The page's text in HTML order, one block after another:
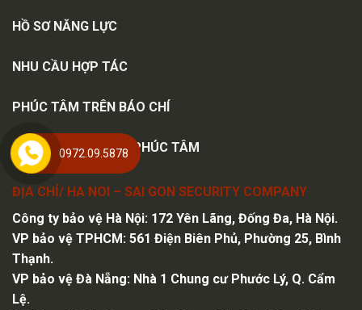
HỒ SƠ NĂNG LỰC
NHU CẦU HỢP TÁC
PHÚC TÂM TRÊN BÁO CHÍ
CHI NHÁNH BẢO VỆ PHÚC TÂM
ĐỊA CHỈ/ HA NOI – SAI GON SECURITY COMPANY
Công ty bảo vệ Hà Nội: 172 Yên Lãng, Đống Đa, Hà Nội.
VP bảo vệ TPHCM: 561 Điện Biên Phủ, Phường 25, Bình
Thạnh.
VP bảo vệ Đà Nẵng: Nhà 1 Chung cư Phước Lý, Q. Cẩm
Lệ.
0972.09.5878